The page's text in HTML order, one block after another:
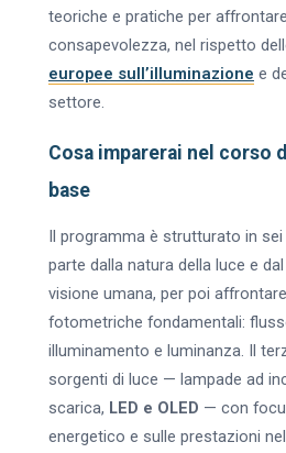
teoriche e pratiche per
consapevolezza, nel rispetto
europee sull’illuminazione e
settore.
Cosa imparerai nel corso
base
Il programma è strutturato in
parte dalla natura della luce e
visione umana, per poi
fotometriche fondamentali:
illuminamento e luminanza. Il
sorgenti di luce — lampade ad
scarica, LED e OLED — con
energetico e sulle prestazioni